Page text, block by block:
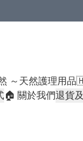
～天然護理用品
🏠 關於我們退貨